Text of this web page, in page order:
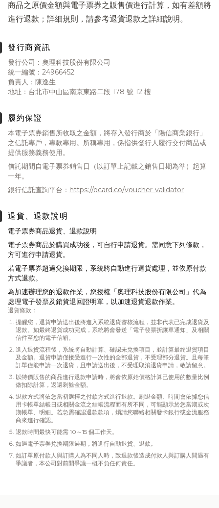
商品之原價金額與電子票券之販售價進行計算，如有差額將
進行退款；詳細規則，請參考退貨退款之詳細說明。
發行商資訊
發行公司：奧理科技股份有限公司
統一編號：24966452
負責人：陳逸生
地址：台北市中山區南京東路二段 178 號 12 樓
履約保證
本電子票券銷售所收取之金額，將存入發行商於「陽信商業銀行」
之信託專戶，專款專用。所稱專用，係指供發行人履行交付商品或
提供服務義務使用。
信託期間自電子票券銷售日（以訂單上記載之銷售日期為準）起算
一年。
銀行信託查詢平台： https://ocard.co/voucher-validator
退貨、退款說明
電子票券商品退貨、退款說明
電子票券商品於購買成功後，可自行申請退貨。需同意下列條款，
方可進行申請退貨。
若電子票券超過兌換期限，系統將自動進行退貨處理，並依原付款
方式退款。
為加速辦理您的退款作業，您授權「奧理科技股份有限公司」代為
處理電子發票及銷貨退回證明單，以加速退貨退款作業。
退貨條款：
提醒您，退貨申請送出後將進入系統退貨審核流程，並非代表已完成退貨及
退款。如最終退貨成功完成，系統將會發送「電子發票折讓單通知」及相關
信件至您的電子信箱。
進入退貨流程後，系統將自動計算、確認未兌換項目，並計算最終退貨項目
及金額。退貨申請僅接受進行一次性的全部退貨，不受理部分退貨。且每筆
訂單僅能申請一次退貨，且申請送出後，不受理取消退貨申請，敬請留意。
以特價販售的商品進行退款申請時，將會依原始價格計算已使用的數量比例
做扣除計算，返還剩餘金額。
退款方式將依您當初選擇之付款方式進行退款。刷退金額、時間會依據您信
用卡帳單結帳日或相關金流之結帳流程而有所不同，可能顯示於您當期或次
期帳單、明細。若急需確認退款款項，煩請您聯絡相關發卡銀行或金流服務
商來進行確認。
退款時間最快可能需 10～15 個工作天。
如遇電子票券兌換期限過期，將進行自動退貨、退款。
如訂單原付款人與訂購人為不同人時，致退款後造成付款人與訂購人間遇有
爭議者，本公司對前開爭議一概不負任何責任。